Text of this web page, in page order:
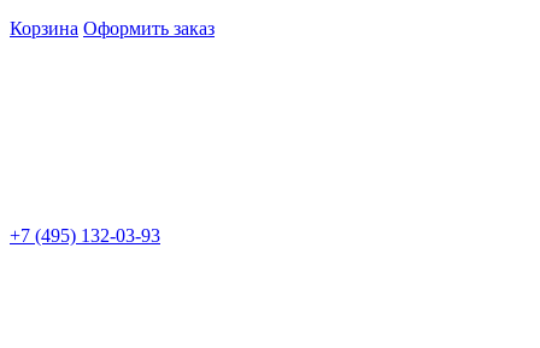
Корзина Оформить заказ
+7 (495) 132-03-93